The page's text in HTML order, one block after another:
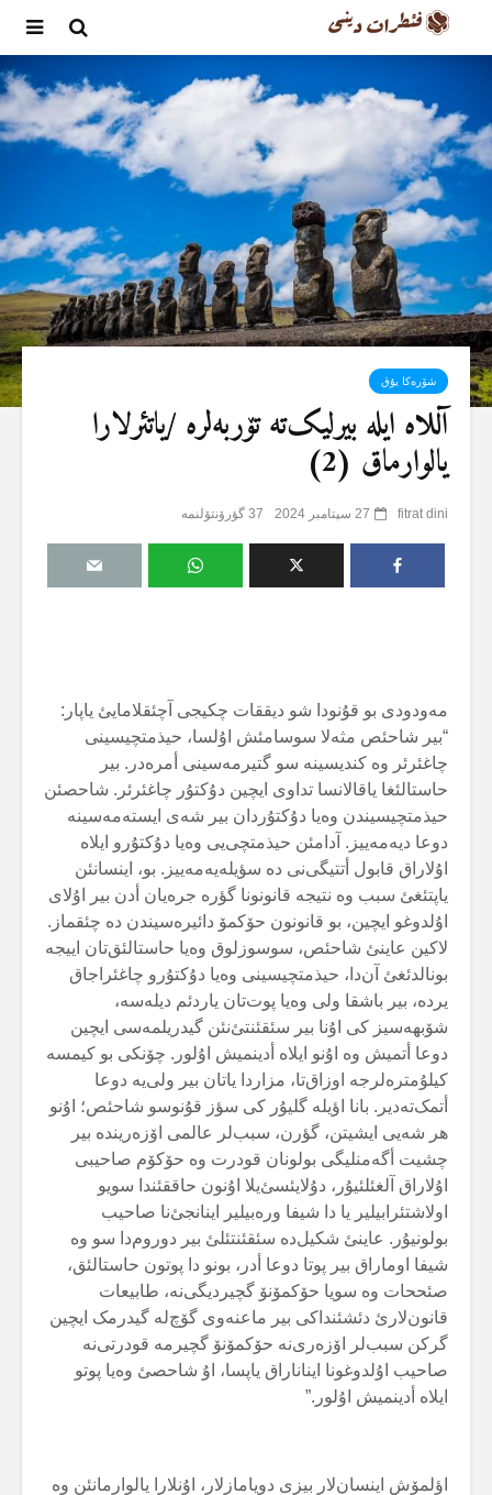
شۆرەکا یۇق
آللاە ایلە بیرلیک‌تە تۆربەلرە /یاتئرلارا
یالوارماق (2)
fitrat dini 27 سپتامبر 2024 37 گؤرۆنتۆلنمە
مەودودی بو قۇنودا شو دیققات چکیجی آچئقلامایئ یاپار:
“بیر شاحئص مثەلا سوسامئش اۇلسا، حیذمتچیسینی
چاغئرئر وە کندیسینە سو گتیرمەسینی أمرەدر. بیر
حاستالئغا یاقالانسا تداوی ایچین دۇکتۇر چاغئرئر. شاحصئن
حیذمتچیسیندن وەیا دۇکتۇردان بیر شەی ایستەمەسینە
دوعا دیەمەییز. آدامئن حیذمتچی‌یی وەیا دۇکتۇرو ایلاە
اۇلاراق قابول أتتیگی‌نی دە سؤیلەیەمەییز. بو، اینسانئن
یاپتئغئ سبب وە نتیجە قانونونا گؤرە جرەیان أدن بیر اۇلای
اۇلدوغو ایچین، بو قانونون حۆکمۆ دائیرەسیندن دە چئقماز.
لاکین عاینئ شاحئص، سوسوزلوق وەیا حاستالئق‌تان اییجە
بونالدئغئ آن‌دا، حیذمتچیسینی وەیا دۇکتۇرو چاغئراجاق
یردە، بیر باشقا ولی وەیا پوت‌تان یاردئم دیلەسە،
شۆبهەسیز کی اۇنا بیر سئقئنتئ‌نئن گیدریلمەسی ایچین
دوعا أتمیش وە اۇنو ایلاە أدینمیش اۇلور. چۆنکی بو کیمسە
کیلۇمترەلرجە اوزاق‌تا، مزاردا یاتان بیر ولی‌یە دوعا
أتمک‌تەدیر. بانا اؤیلە گلیۇر کی سؤز قۇنوسو شاحئص؛ اۇنو
هر شەیی ایشیتن، گؤرن، سبب‌لر عالمی اۆزەریندە بیر
چشیت أگەمنلیگی بولونان قودرت وە حۆکۆم صاحیبی
اۇلاراق آلغئلئیۇر، دۇلایئسئ‌یلا اۇنون حاققئندا سویو
اولاشتئرابیلیر یا دا شیفا ورەبیلیر اینانجئ‌نا صاحیب
بولونیۇر. عاینئ شکیل‌دە سئقئنتئلئ بیر دوروم‌دا سو وە
شیفا اوماراق بیر پوتا دوعا أدر، بونو دا پوتون حاستالئق،
صئححات وە سویا حۆکمۆنۆ گچیردیگی‌نە، طابیعات
قانون‌لارئ دئشئنداکی بیر ماعنەوی گۆچ‌لە گیدرمک ایچین
گرکن سبب‌لر اۆزەری‌نە حۆکمۆنۆ گچیرمە قودرتی‌نە
صاحیب اۇلدوغونا ایناناراق یاپسا، اۇ شاحصئ وەیا پوتو
ایلاە أدینمیش اۇلور.”
اؤلمۆش اینسان‌لار بیزی دویامازلار، اۇنلارا یالوارمانئن وە